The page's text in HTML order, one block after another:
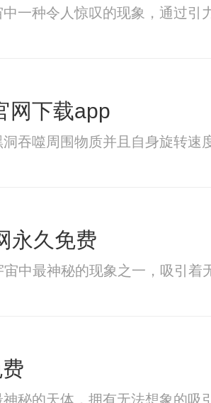
一种令人惊叹的现象，通过
网下载app
吞噬周围物质并且自身旋转
永久免费
中最神秘的现象之一，吸引
秘的天体，拥有无法想象的吸